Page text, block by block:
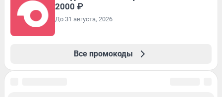
2000 ₽
До 31 августа, 2026
Все промокоды